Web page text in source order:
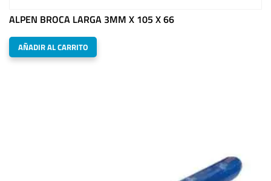
ALPEN BROCA LARGA 3MM X 105 X 66
AÑADIR AL CARRITO